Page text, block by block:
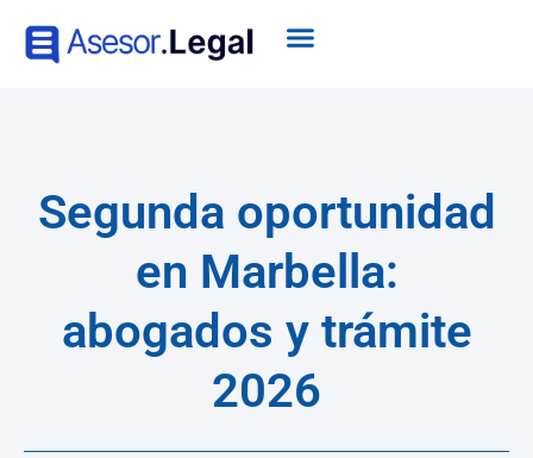
Segunda oportunidad
en Marbella:
abogados y trámite
2026